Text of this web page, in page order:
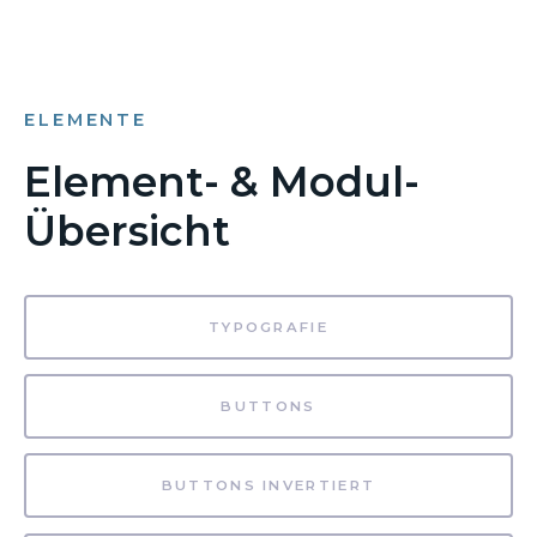
ELEMENTE
Element- & Modul-
Übersicht
TYPOGRAFIE
BUTTONS
BUTTONS INVERTIERT